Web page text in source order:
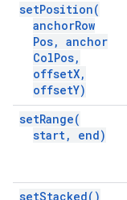
setPosition(
anchorRow
Pos, anchor
ColPos,
offsetX,
offsetY)
setRange(
start, end)
setStacked( )